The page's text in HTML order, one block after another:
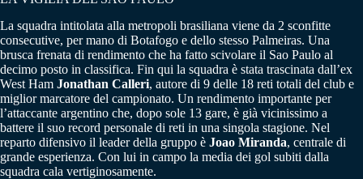
La squadra intitolata alla metropoli brasiliana viene da 2 sconfitte
consecutive, per mano di Botafogo e dello stesso Palmeiras. Una
brusca frenata di rendimento che ha fatto scivolare il Sao Paulo al
decimo posto in classifica. Fin qui la squadra è stata trascinata dall’ex
West Ham Jonathan Calleri, autore di 9 delle 18 reti totali del club e
miglior marcatore del campionato. Un rendimento importante per
l’attaccante argentino che, dopo sole 13 gare, è già vicinissimo a
battere il suo record personale di reti in una singola stagione. Nel
reparto difensivo il leader della gruppo è Joao Miranda, centrale di
grande esperienza. Con lui in campo la media dei gol subiti dalla
squadra cala vertiginosamente.